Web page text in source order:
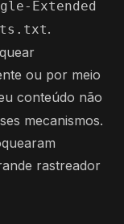
Extended
.
ou por meio
conteúdo não
mecanismos.
rastreador